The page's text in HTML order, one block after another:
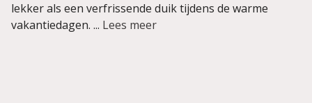
lekker als een verfrissende duik tijdens de warme
vakantiedagen. ... Lees meer